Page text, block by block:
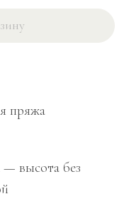
пряжа
высота без